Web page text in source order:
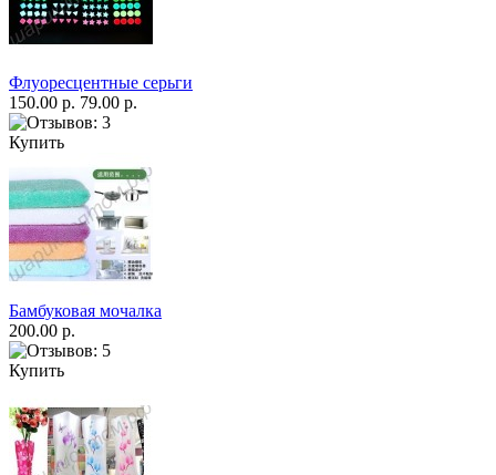
Флуоресцентные серьги
150.00 р. 79.00 р.
Купить
Бамбуковая мочалка
200.00 р.
Купить